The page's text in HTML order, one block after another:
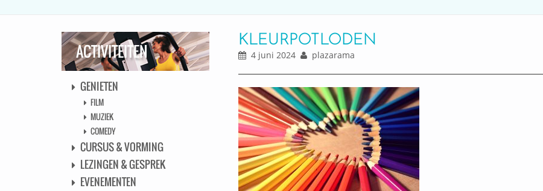
ACTIVITEITEN
GENIETEN
FILM
MUZIEK
COMEDY
CURSUS & VORMING
LEZINGEN & GESPREK
EVENEMENTEN
KLEURPOTLODEN
4 juni 2024 plazarama